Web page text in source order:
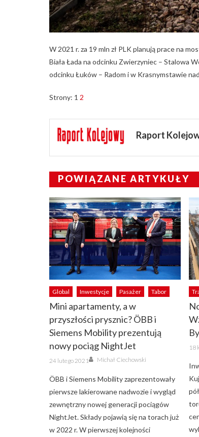
W 2021 r. za 19 mln zł PLK planują prace na
Biała Łada na odcinku Zwierzyniec – Stalowa
odcinku Łuków – Radom i w Krasnymstawie
Strony: 1 2
Raport
POWIĄZANE ARTYKUŁY
Global Inwestycje Pasażer Tabor
Mini apartamenty, a w
przyszłości prysznic? ÖBB i
Siemens Mobility prezentują
nowy pociąg NightJet
Posted
on
24 lutego 2021 Author
Michał Ciechowski
ÖBB i Siemens Mobility zaprezentowały
pierwsze lakierowane nadwozie i wygląd
zewnętrzny nowej generacji pociągów
NightJet. Składy pojawią się na torach już
w 2022 r. W pierwszej kolejności
on
18